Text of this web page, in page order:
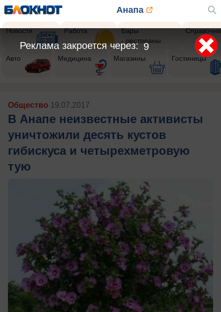
Анапа
Новости Работа
Бары
- рестораны
Авто Медицина Магазины Гостиницы
Общество 19.07.2017
В Анапе неизвестные активисты
уничтожили десять кустов
гибискуса и четырехметровую
тую
6
Реклама закроется через: